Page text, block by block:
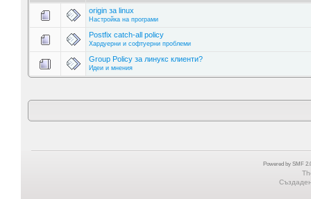
origin за linux
Настройка на програми
Postfix catch-all policy
Хардуерни и софтуерни проблеми
Group Policy за линукс клиенти?
Идеи и мнения
Powered by SMF